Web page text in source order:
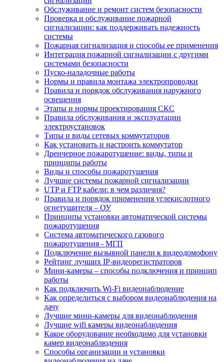
Обслуживание и ремонт систем безопасности
Проверка и обслуживание пожарной
сигнализации: как поддерживать надежность
системы
Пожарная сигнализация и способы ее применения
Интеграция пожарной сигнализации с другими
системами безопасности
Пуско-наладочные работы
Нормы и правила монтажа электропроводки
Правила и порядок обслуживания наружного
освещения
Этапы и нормы проектирования СКС
Правила обслуживания и эксплуатации
электроустановок
Типы и виды сетевых коммутаторов
Как установить и настроить коммутатор
Дренчерное пожаротушение: виды, типы и
принципы работы
Виды и способы пожаротушения
Лучшие системы пожарной сигнализации
UTP и FTP кабели: в чем различия?
Правила и порядок применения углекислотного
огнетушителя – ОУ
Принципы установки автоматической системы
пожаротушения
Система автоматического газового
пожаротушения - МГП
Подключение вызывной панели к видеодомофону
Рейтинг лучших IP-видеорегистраторов
Мини-камеры – способы подключения и принцип
работы
Как подключить Wi-Fi видеонаблюдение
Как определиться с выбором видеонаблюдения на
дачу
Лучшие мини-камеры для видеонаблюдения
Лучшие wifi камеры видеонаблюдения
Какое оборудование необходимо для установки
камер видеонаблюдения
Способы организации и установки